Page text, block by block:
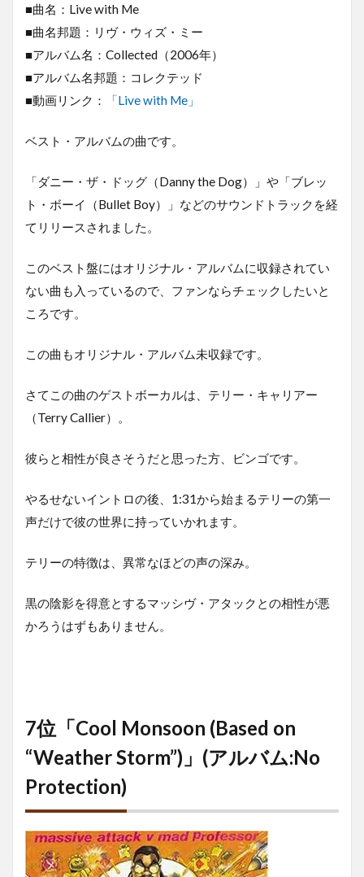
■曲名：Live with Me
■曲名邦題：リヴ・ウィズ・ミー
■アルバム名：Collected（2006年）
■アルバム名邦題：コレクテッド
■動画リンク：
「Live with Me」
ベスト・アルバムの曲です。
「ダニー・ザ・ドッグ（Danny the Dog）」や「ブレッ
ト・ボーイ（Bullet Boy）」などのサウンドトラックを経
てリリースされました。
このベスト盤にはオリジナル・アルバムに収録されてい
ない曲も入っているので、ファンならチェックしたいと
ころです。
この曲もオリジナル・アルバム未収録です。
さてこの曲のゲストボーカルは、テリー・キャリアー
（Terry Callier）。
彼らと相性が良さそうだと思った方、ビンゴです。
やるせないイントロの後、1:31から始まるテリーの第一
声だけで彼の世界に持っていかれます。
テリーの特徴は、異常なほどの声の深み。
黒の陰影を得意とするマッシヴ・アタックとの相性が悪
かろうはずもありません。
7位「Cool Monsoon (Based on
“Weather Storm”)」(アルバム:No
Protection)